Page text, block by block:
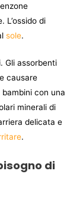
L’ossido di
sole.
Gli assorbenti
causare
con una
minerali di
delicata e
.
di